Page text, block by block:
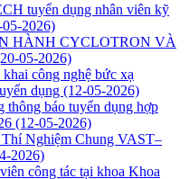
tuyển dụng nhân viên kỹ
2026)
HÀNH CYCLOTRON VÀ
05-2026)
công nghệ bức xạ
dụng (12-05-2026)
báo tuyển dụng hợp
(12-05-2026)
Nghiệm Chung VAST–
2026)
công tác tại khoa Khoa